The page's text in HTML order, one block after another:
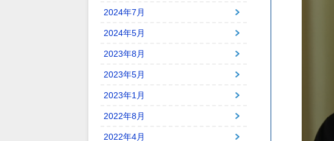
2024年7月
2024年5月
2023年8月
2023年5月
2023年1月
2022年8月
2022年4月